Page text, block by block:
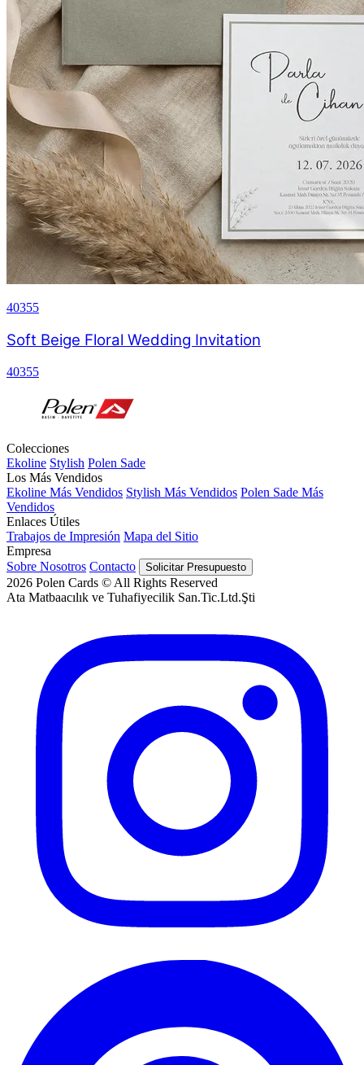
40355
Soft Beige Floral Wedding Invitation
40355
Colecciones
Ekoline Stylish Polen Sade
Los Más Vendidos
Ekoline Más Vendidos Stylish Más Vendidos Polen Sade Más
Vendidos
Enlaces Útiles
Trabajos de Impresión Mapa del Sitio
Empresa
Sobre Nosotros Contacto Solicitar Presupuesto
2026 Polen Cards © All Rights Reserved
Ata Matbaacılık ve Tuhafiyecilik San.Tic.Ltd.Şti